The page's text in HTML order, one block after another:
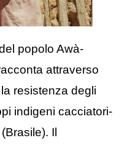
popolo Awà-
attraverso
resistenza degli
indigeni cacciatori-
Il